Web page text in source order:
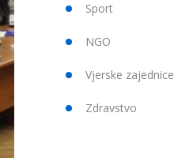
Sport
NGO
Vjerske zajednice
Zdravstvo